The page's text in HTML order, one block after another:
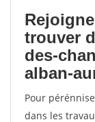
trouver
des-
alban-
Pour
dans les